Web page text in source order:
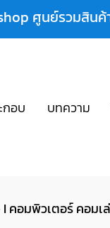
ศูนย์รวมสิน
อบ บทความ
I คอมพิวเตอร์ คอมเ